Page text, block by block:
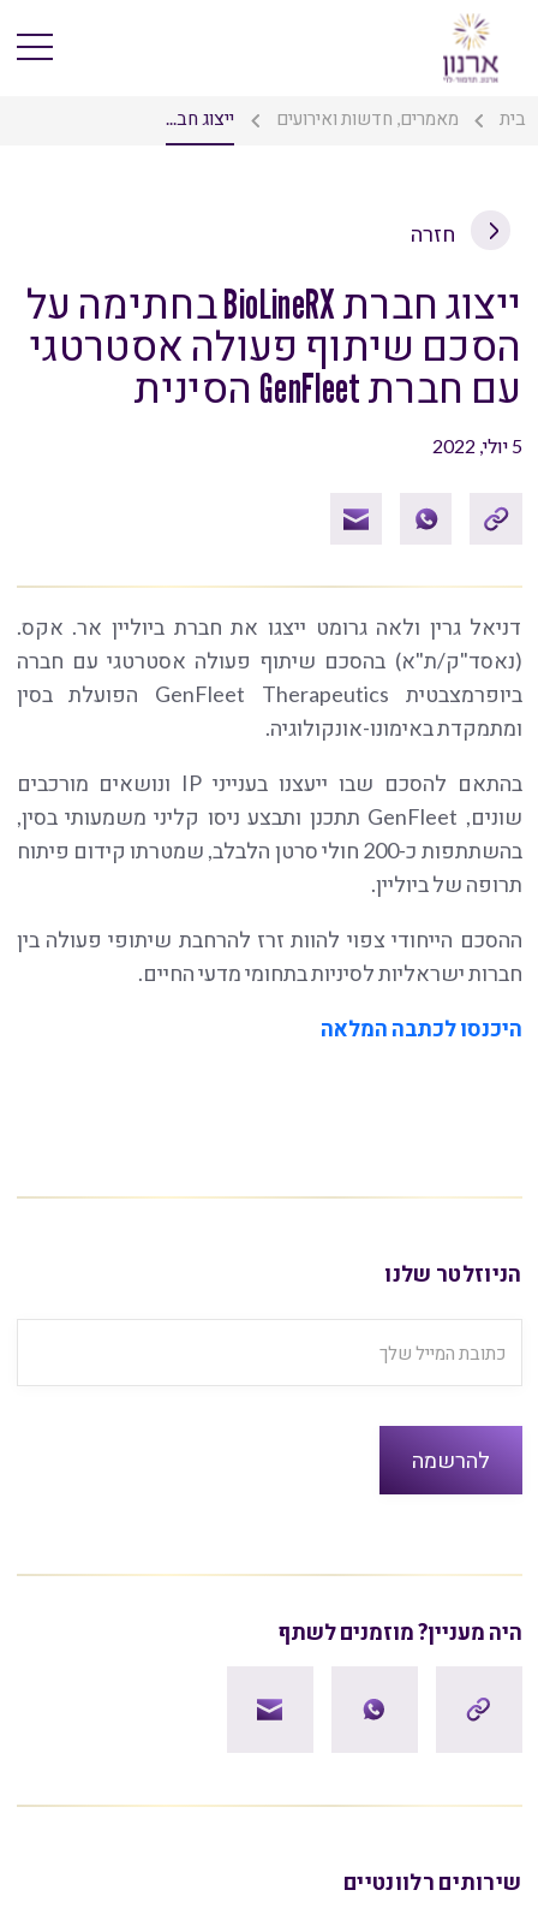
בית מאמרים, חדשות ואירועים ייצוג חב...
חזרה
ייצוג חברת BioLineRX בחתימה על
הסכם שיתוף פעולה אסטרטגי
עם חברת GenFleet הסינית
5 יולי, 2022
דניאל גרין ולאה גרומט ייצגו את חברת ביוליין אר. אקס.
(נאסד"ק/ת"א) בהסכם שיתוף פעולה אסטרטגי עם חברה
ביופרמצבטית GenFleet Therapeutics הפועלת בסין
ומתמקדת באימונו-אונקולוגיה.
בהתאם להסכם שבו ייעצנו בענייני IP ונושאים מורכבים
שונים, GenFleet תתכנן ותבצע ניסו קליני משמעותי בסין,
בהשתתפות כ-200 חולי סרטן הלבלב, שמטרתו קידום פיתוח
תרופה של ביוליין.
ההסכם הייחודי צפוי להוות זרז להרחבת שיתופי פעולה בין
חברות ישראליות לסיניות בתחומי מדעי החיים.
היכנסו לכתבה המלאה
הניוזלטר שלנו
היה מעניין? מוזמנים לשתף
שירותים רלוונטיים